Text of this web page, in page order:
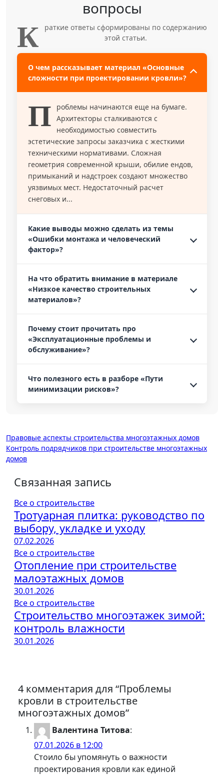
вопросы
К
раткие ответы сформированы по содержанию
этой статьи.
О чем рассказывает материал «Основные
сложности при проектировании кровли»?
П
роблемы начинаются еще на бумаге.
Архитекторы сталкиваются с
необходимостью совместить
эстетические запросы заказчика с жесткими
техническими нормативами. Сложная
геометрия современной крыши, обилие ендов,
примыканий и надстроек создают множество
уязвимых мест. Недостаточный расчет
снеговых и...
Какие выводы можно сделать из темы
«Ошибки монтажа и человеческий
фактор»?
На что обратить внимание в материале
«Низкое качество строительных
материалов»?
Почему стоит прочитать про
«Эксплуатационные проблемы и
обслуживание»?
Что полезного есть в разборе «Пути
минимизации рисков»?
Навигация
по
Правовые аспекты строительства многоэтажных домов
Контроль подрядчиков при строительстве многоэтажных
домов
Связанная запись
Все о строительстве
Тротуарная плитка: руководство по
выбору, укладке и уходу
07.02.2026
Все о строительстве
Отопление при строительстве
малоэтажных домов
30.01.2026
Все о строительстве
Строительство многоэтажек зимой:
контроль влажности
30.01.2026
4 комментария для “Проблемы
кровли в строительстве
многоэтажных домов”
Валентина Титова:
07.01.2026 в 12:00
Стоило бы упомянуть о важности
проектирования кровли как единой